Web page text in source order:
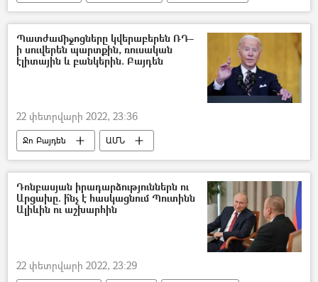
Ադրբեջան
մշակույթ
վանդալիզմ
միջազգային կառույցներ
Պատժամիջոցները կվերաբերեն ՌԴ–
ի սուվերեն պարտքին, ռուսական
էլիտային և բանկերին. Բայդեն
22 փետրվարի 2022, 23:36
Ջո Բայդեն
ԱՄՆ
պատժամիջոցներ
Ուկրաինա
Ռուսաստան
Դոնեցկ
Դոնբաս
Լուգանսկ
Դոնբասյան իրադարձություններն ու
Արցախը. ի՞նչ է հասկացնում Պուտինն
Ալիևին ու աշխարհին
22 փետրվարի 2022, 23:29